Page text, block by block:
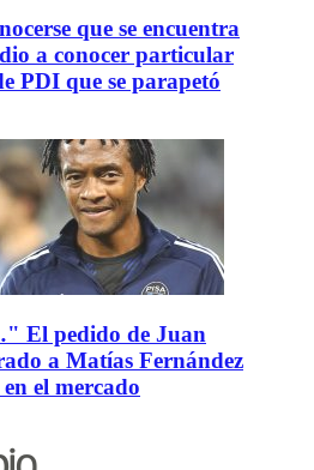
que se encuentra
a conocer particular
PDI que se parapetó
El pedido de Juan
a Matías Fernández
el mercado